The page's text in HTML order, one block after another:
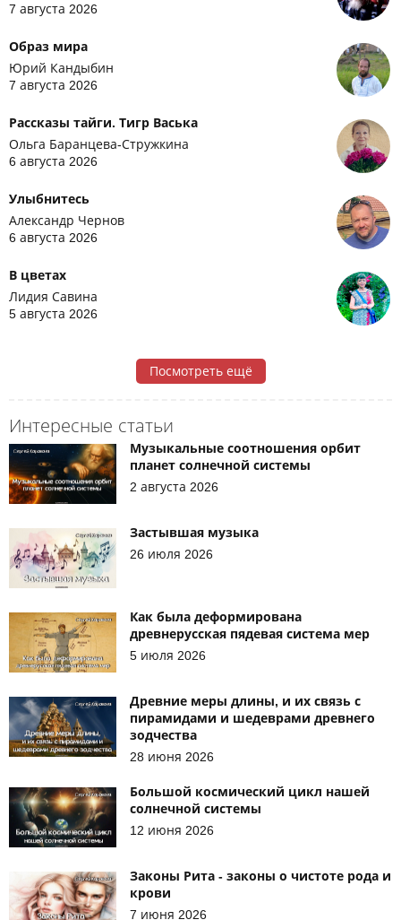
7 августа 2026
Образ мира
Юрий Кандыбин
7 августа 2026
Рассказы тайги. Тигр Васька
Ольга Баранцева-Стружкина
6 августа 2026
Улыбнитесь
Александр Чернов
6 августа 2026
В цветах
Лидия Савина
5 августа 2026
Посмотреть ещё
Интересные статьи
Музыкальные соотношения орбит
планет солнечной системы
2 августа 2026
Застывшая музыка
26 июля 2026
Как была деформирована
древнерусская пядевая система мер
5 июля 2026
Древние меры длины, и их связь с
пирамидами и шедеврами древнего
зодчества
28 июня 2026
Большой космический цикл нашей
солнечной системы
12 июня 2026
Законы Рита - законы о чистоте рода и
крови
7 июня 2026